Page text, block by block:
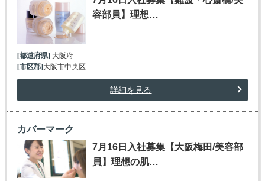
容部員】理想…
[都道府県]大阪府
[市区郡]大阪市中央区
詳細を見る
カバーマーク
7月16日入社募集【大阪梅田/美容部
員】理想の肌…